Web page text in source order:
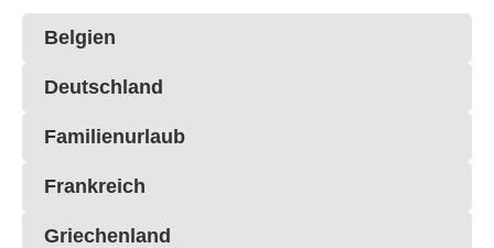
Belgien
Deutschland
Familienurlaub
Frankreich
Griechenland